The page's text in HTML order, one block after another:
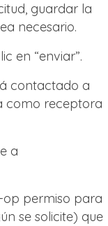
guardar la
necesario.
en “enviar”.
contactado a
como receptora
a
op permiso para
se solicite) que